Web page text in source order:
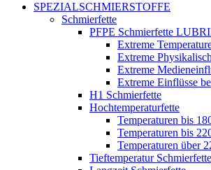
SPEZIALSCHMIERSTOFFE
Schmierfette
PFPE Schmierfette
Extreme
Extreme
Extreme
Extreme Einflüsse
H1 Schmierfette
Hochtemperaturfette
Temperaturen bis
Temperaturen bis
Temperaturen über
Tieftemperatur Schmierfette